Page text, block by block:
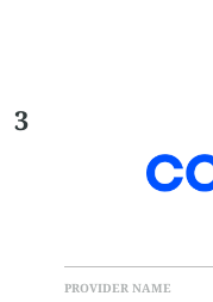
3
PROVIDER NAME